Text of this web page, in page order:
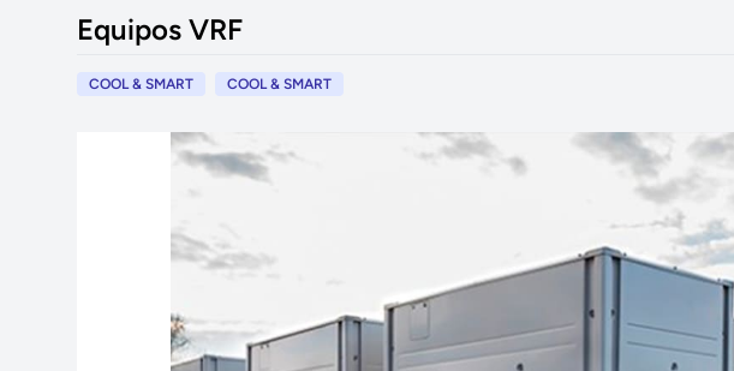
Equipos VRF
COOL & SMART COOL & SMART